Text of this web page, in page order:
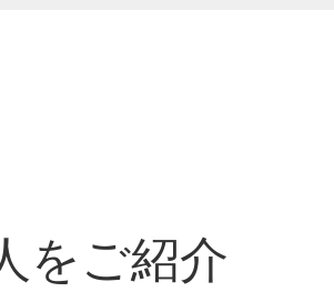
をご紹介